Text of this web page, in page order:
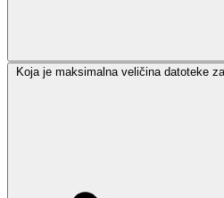
Koja je maksimalna veličina datoteke